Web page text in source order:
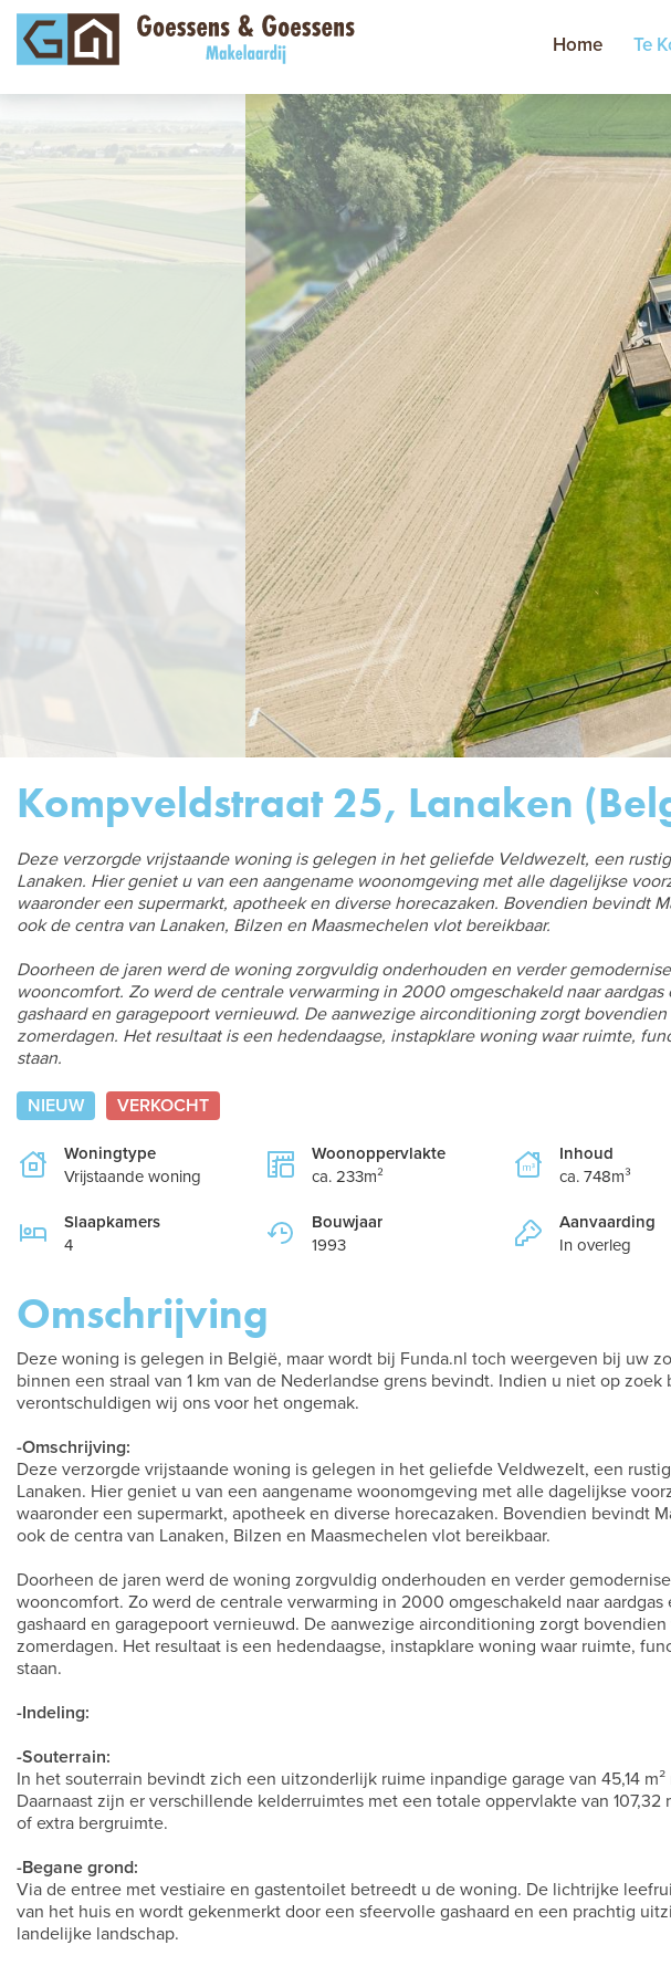
Home Te
vorige
Kompveldstraat 25, Lanaken
Deze verzorgde vrijstaande woning is gelegen in het geliefde Veldwezelt, een
Lanaken. Hier geniet u van een aangename woonomgeving met alle dagelijkse
waaronder een supermarkt, apotheek en diverse horecazaken. Bovendien bevindt
ook de centra van Lanaken, Bilzen en Maasmechelen vlot bereikbaar.
Doorheen de jaren werd de woning zorgvuldig onderhouden en verder
wooncomfort. Zo werd de centrale verwarming in 2000 omgeschakeld naar
gashaard en garagepoort vernieuwd. De aanwezige airconditioning zorgt
zomerdagen. Het resultaat is een hedendaagse, instapklare woning waar ruimte,
staan.
NIEUW VERKOCHT
Woningtype
Vrijstaande woning
Woonoppervlakte
ca. 233m²
Inhoud
ca. 748m³
Slaapkamers
4
Bouwjaar
1993
Aanvaarding
In overleg
Omschrijving
Deze woning is gelegen in België, maar wordt bij Funda.nl toch weergeven bij uw
binnen een straal van 1 km van de Nederlandse grens bevindt. Indien u niet op
verontschuldigen wij ons voor het ongemak.
-Omschrijving:
Deze verzorgde vrijstaande woning is gelegen in het geliefde Veldwezelt, een
Lanaken. Hier geniet u van een aangename woonomgeving met alle dagelijkse
waaronder een supermarkt, apotheek en diverse horecazaken. Bovendien bevindt
ook de centra van Lanaken, Bilzen en Maasmechelen vlot bereikbaar.
Doorheen de jaren werd de woning zorgvuldig onderhouden en verder
wooncomfort. Zo werd de centrale verwarming in 2000 omgeschakeld naar
gashaard en garagepoort vernieuwd. De aanwezige airconditioning zorgt
zomerdagen. Het resultaat is een hedendaagse, instapklare woning waar ruimte,
staan.
-Indeling:
-Souterrain:
In het souterrain bevindt zich een uitzonderlijk ruime inpandige garage van 45,14
Daarnaast zijn er verschillende kelderruimtes met een totale oppervlakte van
of extra bergruimte.
-Begane grond:
Via de entree met vestiaire en gastentoilet betreedt u de woning. De lichtrijke
van het huis en wordt gekenmerkt door een sfeervolle gashaard en een prachtig
landelijke landschap.